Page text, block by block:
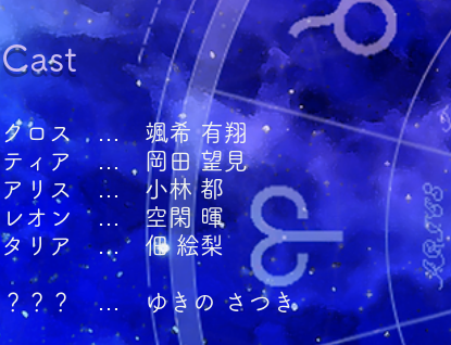
Cast
クロス … 颯希 有翔
ティア … 岡田 望見
アリス … 小林 都
レオン … 空閑 暉
タリア … 佃 絵梨
​？？？ … ゆきの さつき